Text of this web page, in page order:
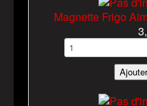
Magnette Frigo